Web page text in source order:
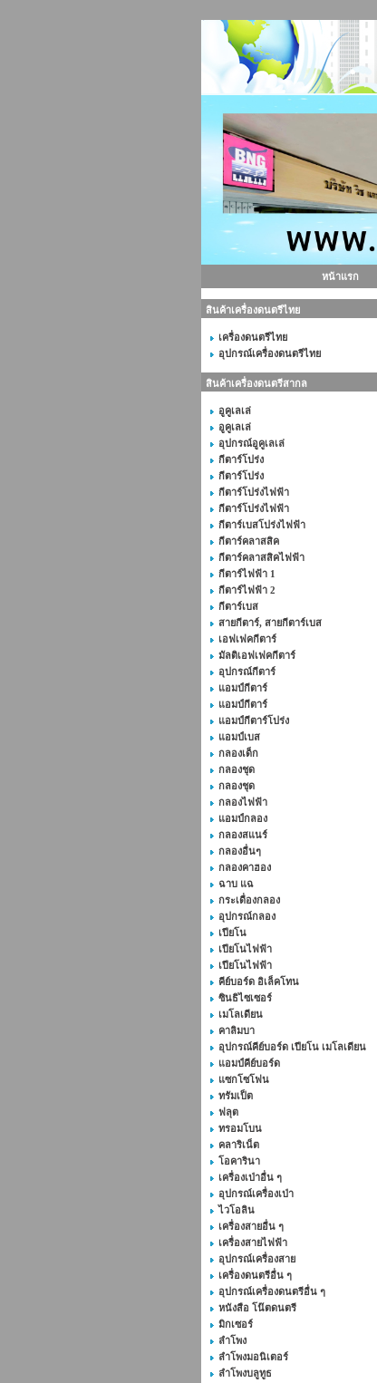
หน้าแรก
สินค้าเครื่องดนตรีไทย
เครื่องดนตรีไทย
อุปกรณ์เครื่องดนตรีไทย
สินค้าเครื่องดนตรีสากล
อูคูเลเล่
อูคูเลเล่
อุปกรณ์อูคูเลเล่
กีตาร์โปร่ง
กีตาร์โปร่ง
กีตาร์โปร่งไฟฟ้า
กีตาร์โปร่งไฟฟ้า
กีตาร์เบสโปร่งไฟฟ้า
กีตาร์คลาสสิค
กีตาร์คลาสสิคไฟฟ้า
กีตาร์ไฟฟ้า 1
กีตาร์ไฟฟ้า 2
กีตาร์เบส
สายกีตาร์, สายกีตาร์เบส
เอฟเฟคกีตาร์
มัลติเอฟเฟคกีตาร์
อุปกรณ์กีตาร์
แอมป์กีตาร์
แอมป์กีตาร์
แอมป์กีตาร์โปร่ง
แอมป์เบส
กลองเด็ก
กลองชุด
กลองชุด
กลองไฟฟ้า
แอมป์กลอง
กลองสแนร์
กลองอื่นๆ
กลองคาฮอง
ฉาบ แฉ
กระเดื่องกลอง
อุปกรณ์กลอง
เปียโน
เปียโนไฟฟ้า
เปียโนไฟฟ้า
คีย์บอร์ด อิเล็คโทน
ซินธิไซเซอร์
เมโลเดียน
คาลิมบา
อุปกรณ์คีย์บอร์ด เปียโน เมโลเดียน
แอมป์คีย์บอร์ด
แซกโซโฟน
ทรัมเป็ต
ฟลุต
ทรอมโบน
คลาริเน็ต
โอคารินา
เครื่องเป่าอื่น ๆ
อุปกรณ์เครื่องเป่า
ไวโอลิน
เครื่องสายอื่น ๆ
เครื่องสายไฟฟ้า
อุปกรณ์เครื่องสาย
เครื่องดนตรีอื่น ๆ
อุปกรณ์เครื่องดนตรีอื่น ๆ
หนังสือ โน๊ตดนตรี
มิกเซอร์
ลำโพง
ลำโพงมอนิเตอร์
ลำโพงบลูทูธ